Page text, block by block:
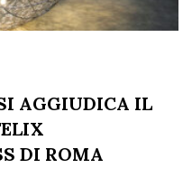
AGGIUDICA IL
DI ROMA